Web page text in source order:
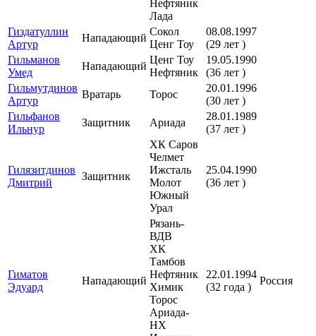
Нефтяник
Лада
Гиздатуллин
Артур
Нападающий
Сокол
Ценг Тоу
08.08.1997
(29 лет )
Гильманов
Умед
Нападающий
Ценг Тоу
Нефтяник
19.05.1990
(36 лет )
Гильмутдинов
Артур
Вратарь Торос
20.01.1996
(30 лет )
Гильфанов
Ильнур
Защитник Ариада
28.01.1989
(37 лет )
Гилязитдинов
Дмитрий
Защитник
ХК Саров
Челмет
Ижсталь
Молот
Южный
Урал
25.04.1990
(36 лет )
Гиматов
Эдуард
Нападающий
Рязань-
ВДВ
ХК
Тамбов
Нефтяник
Химик
Торос
Ариада-
НХ
22.01.1994
(32 года )
Россия